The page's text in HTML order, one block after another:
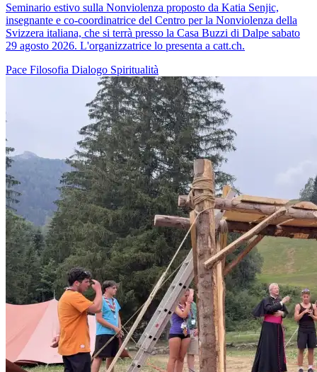
Seminario estivo sulla Nonviolenza proposto da Katia Senjic,
insegnante e co-coordinatrice del Centro per la Nonviolenza della
Svizzera italiana, che si terrà presso la Casa Buzzi di Dalpe sabato
29 agosto 2026. L'organizzatrice lo presenta a catt.ch.
Pace Filosofia Dialogo Spiritualità